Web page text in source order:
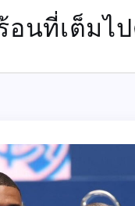
นที่เต็มไ